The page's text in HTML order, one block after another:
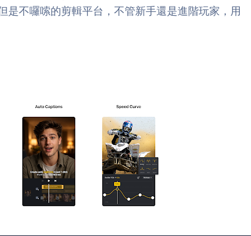
是不囉嗦的剪輯平台，不管新手還是進階玩家，用